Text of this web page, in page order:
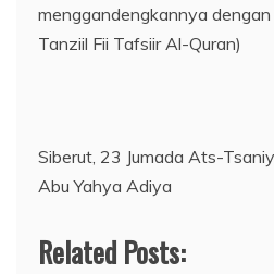
menggandengkannya dengan
Tanziil Fii Tafsiir Al-Quran)
Siberut, 23 Jumada Ats-
Abu Yahya Adiya
Related Posts: